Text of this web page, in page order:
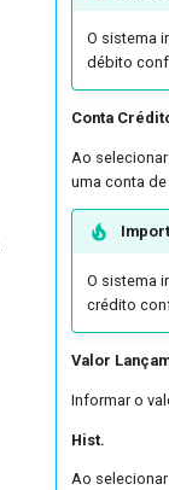
O sistema
débito
Conta
Ao
uma conta
O sistema
crédito
Valor
Informar o
Hist.
Ao